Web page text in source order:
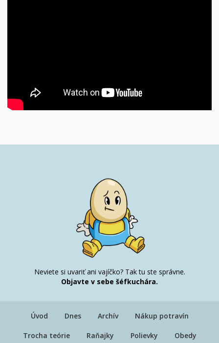
Neviete si uvariť ani vajíčko? Tak tu ste správne.
Objavte v sebe šéfkuchára.
Úvod Dnes Archív Nákup potravín
Trocha teórie Raňajky Polievky Obedy